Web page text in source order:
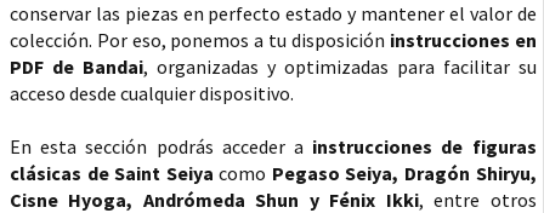
conservar las piezas en perfecto estado y mantener el valor de
colección. Por eso, ponemos a tu disposición instrucciones en
PDF de Bandai, organizadas y optimizadas para facilitar su
acceso desde cualquier dispositivo.
En esta sección podrás acceder a instrucciones de figuras
clásicas de Saint Seiya como Pegaso Seiya, Dragón Shiryu,
Cisne Hyoga, Andrómeda Shun y Fénix Ikki, entre otros